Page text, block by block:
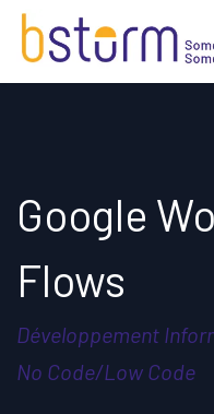
Se rendre au contenu
Google
Flows
Développement
No Code/Low Code